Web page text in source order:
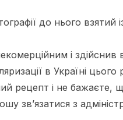
до нього взятий
і
в Україні
рецепт і не бажаєте,
зв’язатися з